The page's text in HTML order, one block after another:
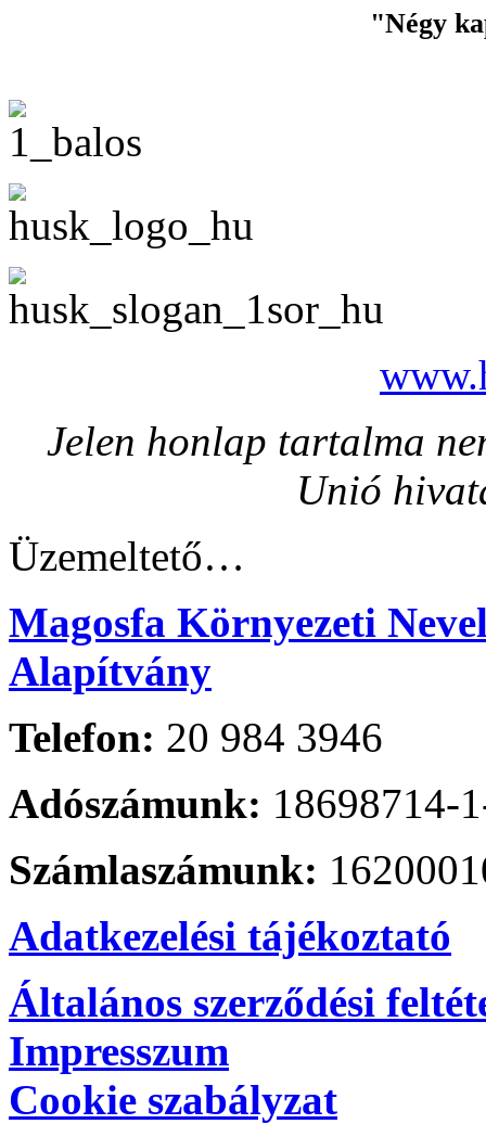
"Négy
Jelen honlap tartalma
Unió
Üzemeltető…
Magosfa Környezeti
Alapítvány
Telefon: 20 984 3946
Adószámunk: 18698714-
Számlaszámunk:
Adatkezelési tájékoztató
Általános szerződési
Impresszum
Cookie szabályzat